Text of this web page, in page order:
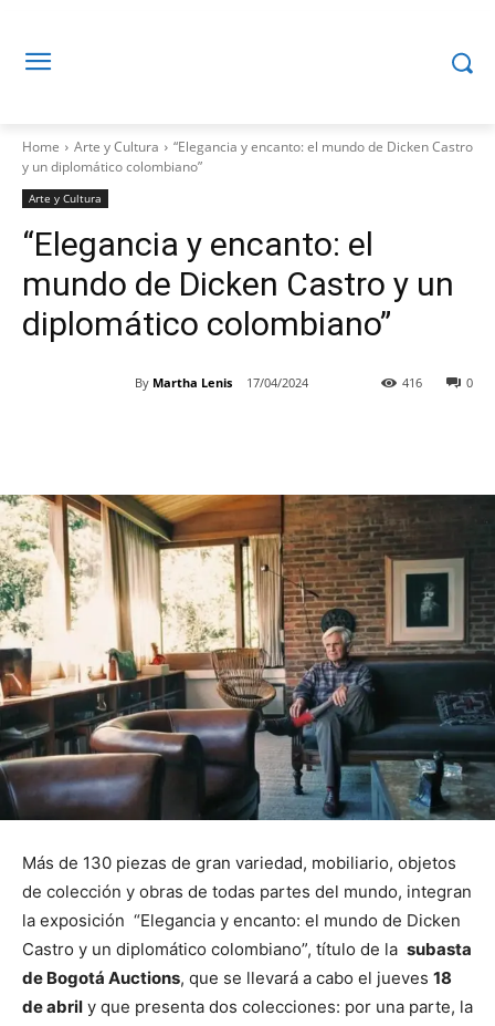
Home Arte y Cultura
“Elegancia y encanto: el mundo de Dicken Castro
y un diplomático colombiano”
Arte y Cultura
“Elegancia y encanto: el
mundo de Dicken Castro y un
diplomático colombiano”
By Martha Lenis 17/04/2024 0
416
Más de 130 piezas de gran variedad, mobiliario, objetos
de colección y obras de todas partes del mundo, integran
la exposición “Elegancia y encanto: el mundo de Dicken
Castro y un diplomático colombiano”, título de la subasta
de Bogotá Auctions, que se llevará a cabo el jueves 18
de abril y que presenta dos colecciones: por una parte, la